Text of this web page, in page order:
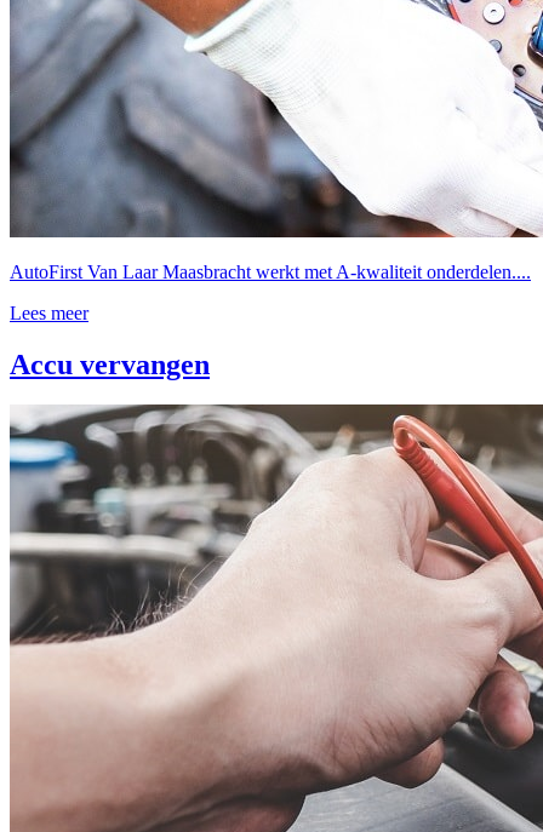
AutoFirst Van Laar Maasbracht werkt met A-kwaliteit onderdelen....
Lees meer
Accu vervangen